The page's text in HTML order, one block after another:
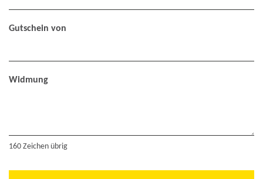
Gutschein von
Widmung
160 Zeichen übrig